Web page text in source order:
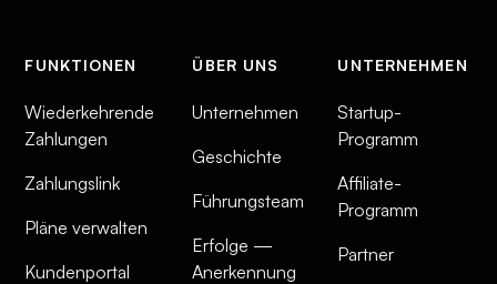
FUNKTIONEN
Wiederkehrende
Zahlungen
Zahlungslink
Pläne verwalten
Kundenportal
ÜBER UNS
Unternehmen
Geschichte
Führungsteam
Erfolge —
Anerkennung
UNTERNEHMEN
Startup-
Programm
Affiliate-
Programm
Partner